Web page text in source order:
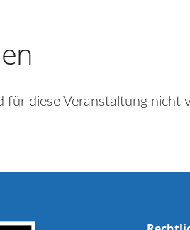
für diese Veranstaltung nicht